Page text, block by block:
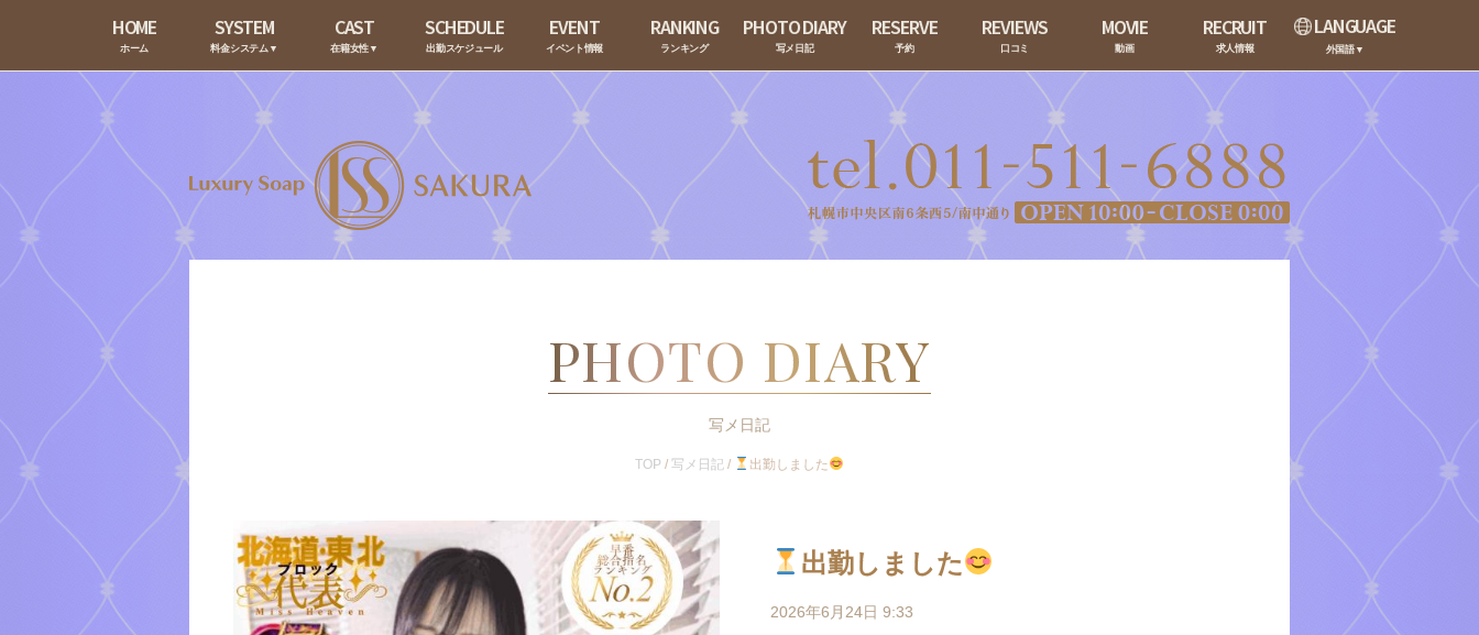
HOME
ホーム
SYSTEM
料金システム▼
CAST
在籍女性▼
SCHEDULE
出勤スケジュール
EVENT
イベント情報
RANKING
ランキング
PHOTO DIARY
写メ日記
RESERVE
予約
REVIEWS
口コミ
MOVIE
動画
RECRUIT
求人情報
LANGUAGE
外国語▼
PHOTO DIARY
写メ日記
TOP /写メ日記 / 出勤しました
出勤しました
2026年6月24日 9:33